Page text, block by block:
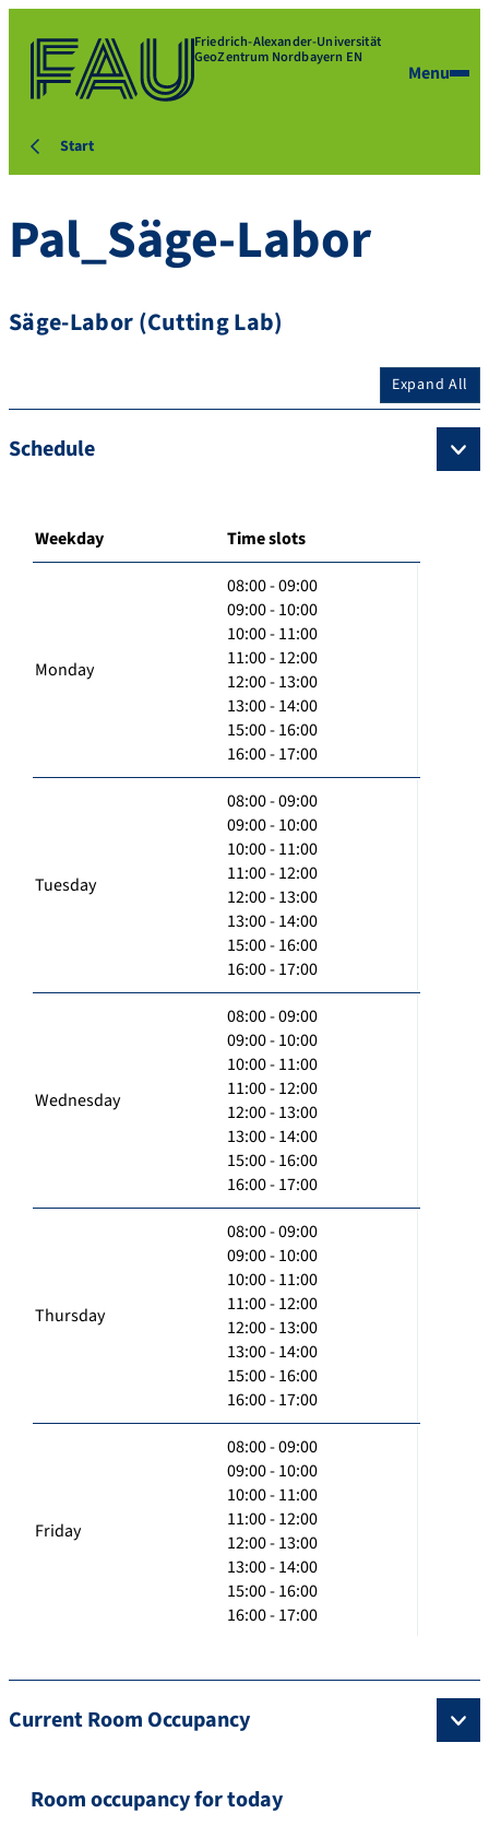
Friedrich-Alexander-Universität
GeoZentrum Nordbayern EN
Menu
Start
Pal_Säge-Labor
Säge-Labor (Cutting Lab)
Expand All
Schedule
Weekday Time slots
Monday
08:00 - 09:00
09:00 - 10:00
10:00 - 11:00
11:00 - 12:00
12:00 - 13:00
13:00 - 14:00
15:00 - 16:00
16:00 - 17:00
Tuesday
08:00 - 09:00
09:00 - 10:00
10:00 - 11:00
11:00 - 12:00
12:00 - 13:00
13:00 - 14:00
15:00 - 16:00
16:00 - 17:00
Wednesday
08:00 - 09:00
09:00 - 10:00
10:00 - 11:00
11:00 - 12:00
12:00 - 13:00
13:00 - 14:00
15:00 - 16:00
16:00 - 17:00
Thursday
08:00 - 09:00
09:00 - 10:00
10:00 - 11:00
11:00 - 12:00
12:00 - 13:00
13:00 - 14:00
15:00 - 16:00
16:00 - 17:00
Friday
08:00 - 09:00
09:00 - 10:00
10:00 - 11:00
11:00 - 12:00
12:00 - 13:00
13:00 - 14:00
15:00 - 16:00
16:00 - 17:00
Current Room Occupancy
Room occupancy for today